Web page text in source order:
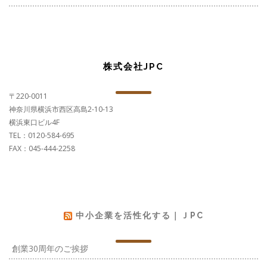
株式会社JPC
〒220-0011
神奈川県横浜市西区高島2-10-13
横浜東口ビル4F
TEL：0120-584-695
FAX：045-444-2258
中小企業を活性化する｜ＪPC
創業30周年のご挨拶